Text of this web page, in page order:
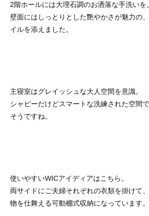
2階ホールには大理石調のお洒落な手洗いを。
壁面にはしっとりとした艶やかさが魅力の
イルを添えました。
主寝室はグレイッシュな大人空間を意識。
シャビーだけどスマートな洗練された空間
そうですね。
使いやすいWICアイディアはこちら。
両サイドにご夫婦それぞれの衣類を掛けて
物を仕舞える可動棚式収納になっています。